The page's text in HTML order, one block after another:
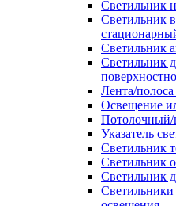
Светильник
Светильник
Светильник
Светильник
Лента/
Освещение
Потолочный/
Указатель
Светильник
Светильник
Светильник